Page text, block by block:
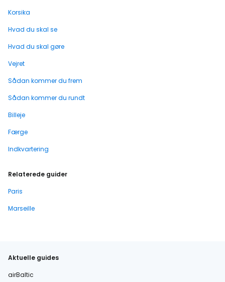
Korsika
Hvad du skal se
Hvad du skal gøre
Vejret
Sådan kommer du frem
Sådan kommer du rundt
Billeje
Færge
Indkvartering
Relaterede guider
Paris
Marseille
Aktuelle guides
airBaltic